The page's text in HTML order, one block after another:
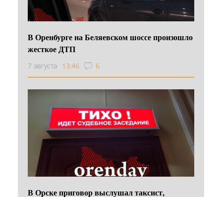
В Оренбурге на Беляевском шоссе произошло
жесткое ДТП
7 августа 13:46 6
В Орске приговор выслушал таксист,